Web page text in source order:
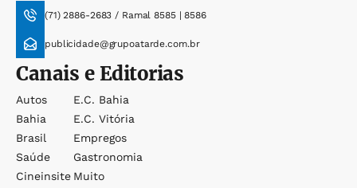
(71) 2886-2683 / Ramal 8585 | 8586
publicidade@grupoatarde.com.br
Canais e Editorias
Autos
Bahia
Brasil
Saúde
Cineinsite
E.c. Bahia
E.c. Vitória
Empregos
Gastronomia
Muito